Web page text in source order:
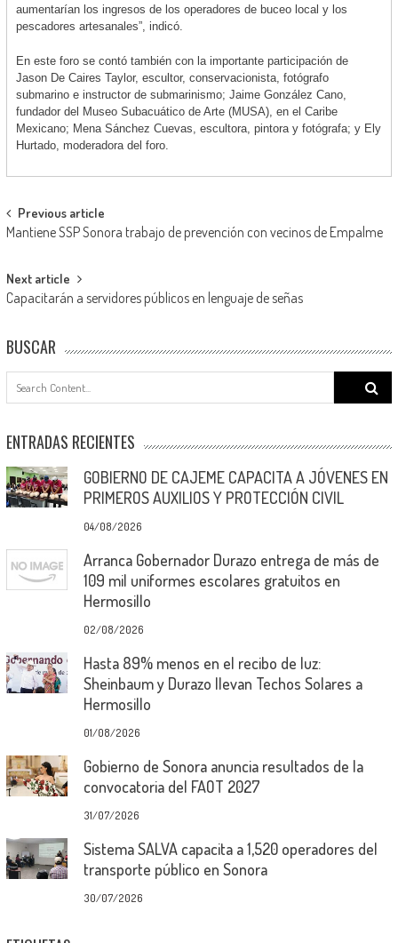
aumentarían los ingresos de los operadores de buceo local y los
pescadores artesanales”, indicó.
En este foro se contó también con la importante participación de
Jason De Caires Taylor, escultor, conservacionista, fotógrafo
submarino e instructor de submarinismo; Jaime González Cano,
fundador del Museo Subacuático de Arte (MUSA), en el Caribe
Mexicano; Mena Sánchez Cuevas, escultora, pintora y fotógrafa; y Ely
Hurtado, moderadora del foro.
Post
navigation
Previous article
Mantiene SSP Sonora trabajo de prevención con vecinos de Empalme
Next article
Capacitarán a servidores públicos en lenguaje de señas
BUSCAR
Search
ENTRADAS RECIENTES
GOBIERNO DE CAJEME CAPACITA A JÓVENES EN
PRIMEROS AUXILIOS Y PROTECCIÓN CIVIL
04/08/2026
Arranca Gobernador Durazo entrega de más de
109 mil uniformes escolares gratuitos en
Hermosillo
02/08/2026
Hasta 89% menos en el recibo de luz:
Sheinbaum y Durazo llevan Techos Solares a
Hermosillo
01/08/2026
Gobierno de Sonora anuncia resultados de la
convocatoria del FAOT 2027
31/07/2026
Sistema SALVA capacita a 1,520 operadores del
transporte público en Sonora
30/07/2026